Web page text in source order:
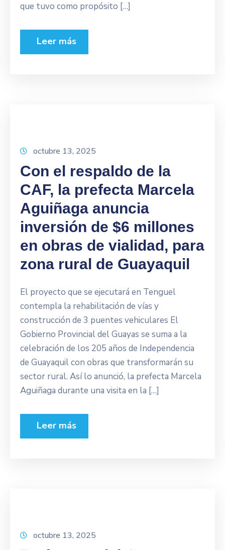
que tuvo como propósito […]
Leer más
octubre 13, 2025
Con el respaldo de la
CAF, la prefecta Marcela
Aguiñaga anuncia
inversión de $6 millones
en obras de vialidad, para
zona rural de Guayaquil
El proyecto que se ejecutará en Tenguel
contempla la rehabilitación de vías y
construcción de 3 puentes vehiculares El
Gobierno Provincial del Guayas se suma a la
celebración de los 205 años de Independencia
de Guayaquil con obras que transformarán su
sector rural. Así lo anunció, la prefecta Marcela
Aguiñaga durante una visita en la […]
Leer más
octubre 13, 2025